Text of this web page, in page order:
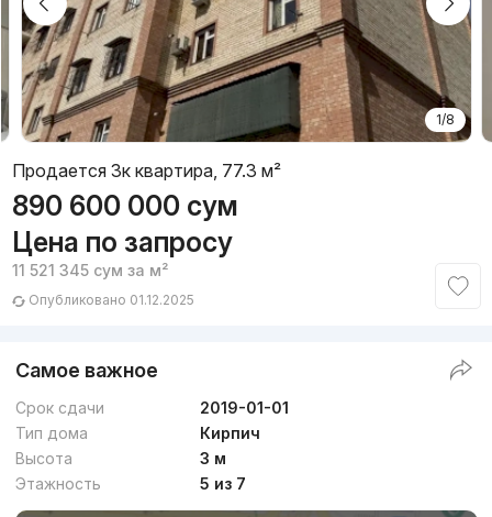
1/8
Продается 3к квартира, 77.3 м²
890 600 000 сум
Цена по запросу
11 521 345 сум за м²
Опубликовано 01.12.2025
Самое важное
Срок сдачи
2019-01-01
Тип дома
Кирпич
Высота
3 м
Этажность
5 из 7